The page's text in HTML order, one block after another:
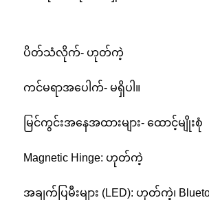
ပိတ်သံလိုက်- ဟုတ်ကဲ့
ကင်မရာအပေါက်- မရှိပါ။
မြင်ကွင်းအနေအထားများ- ထောင့်မျိုးစုံ
Magnetic Hinge: ဟုတ်ကဲ့
အချက်ပြမီးများ (LED): ဟုတ်ကဲ့၊